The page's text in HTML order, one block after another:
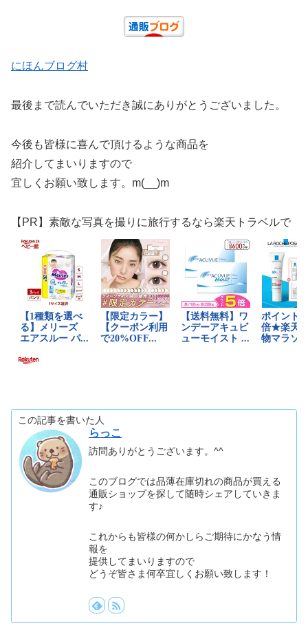
にほんブログ村
最後まで読んでいただき誠にありがとうございました。
今後も皆様に喜んで頂けるような商品を
紹介してまいりますので
宜しくお願い致します。m(__)m
【PR】素敵な写真を撮りに旅行するなら楽天トラベルで
この記事を書いた人
らっこ
訪問ありがとうございます。^^
このブログでは品薄在庫切れの商品が買える
通販ショップを探して随時シェアしていきま
す♪
これからも皆様の何かしらご期待にかなう情
報を
提供してまいりますので
どうぞ皆さま何卒宜しくお願い致します！